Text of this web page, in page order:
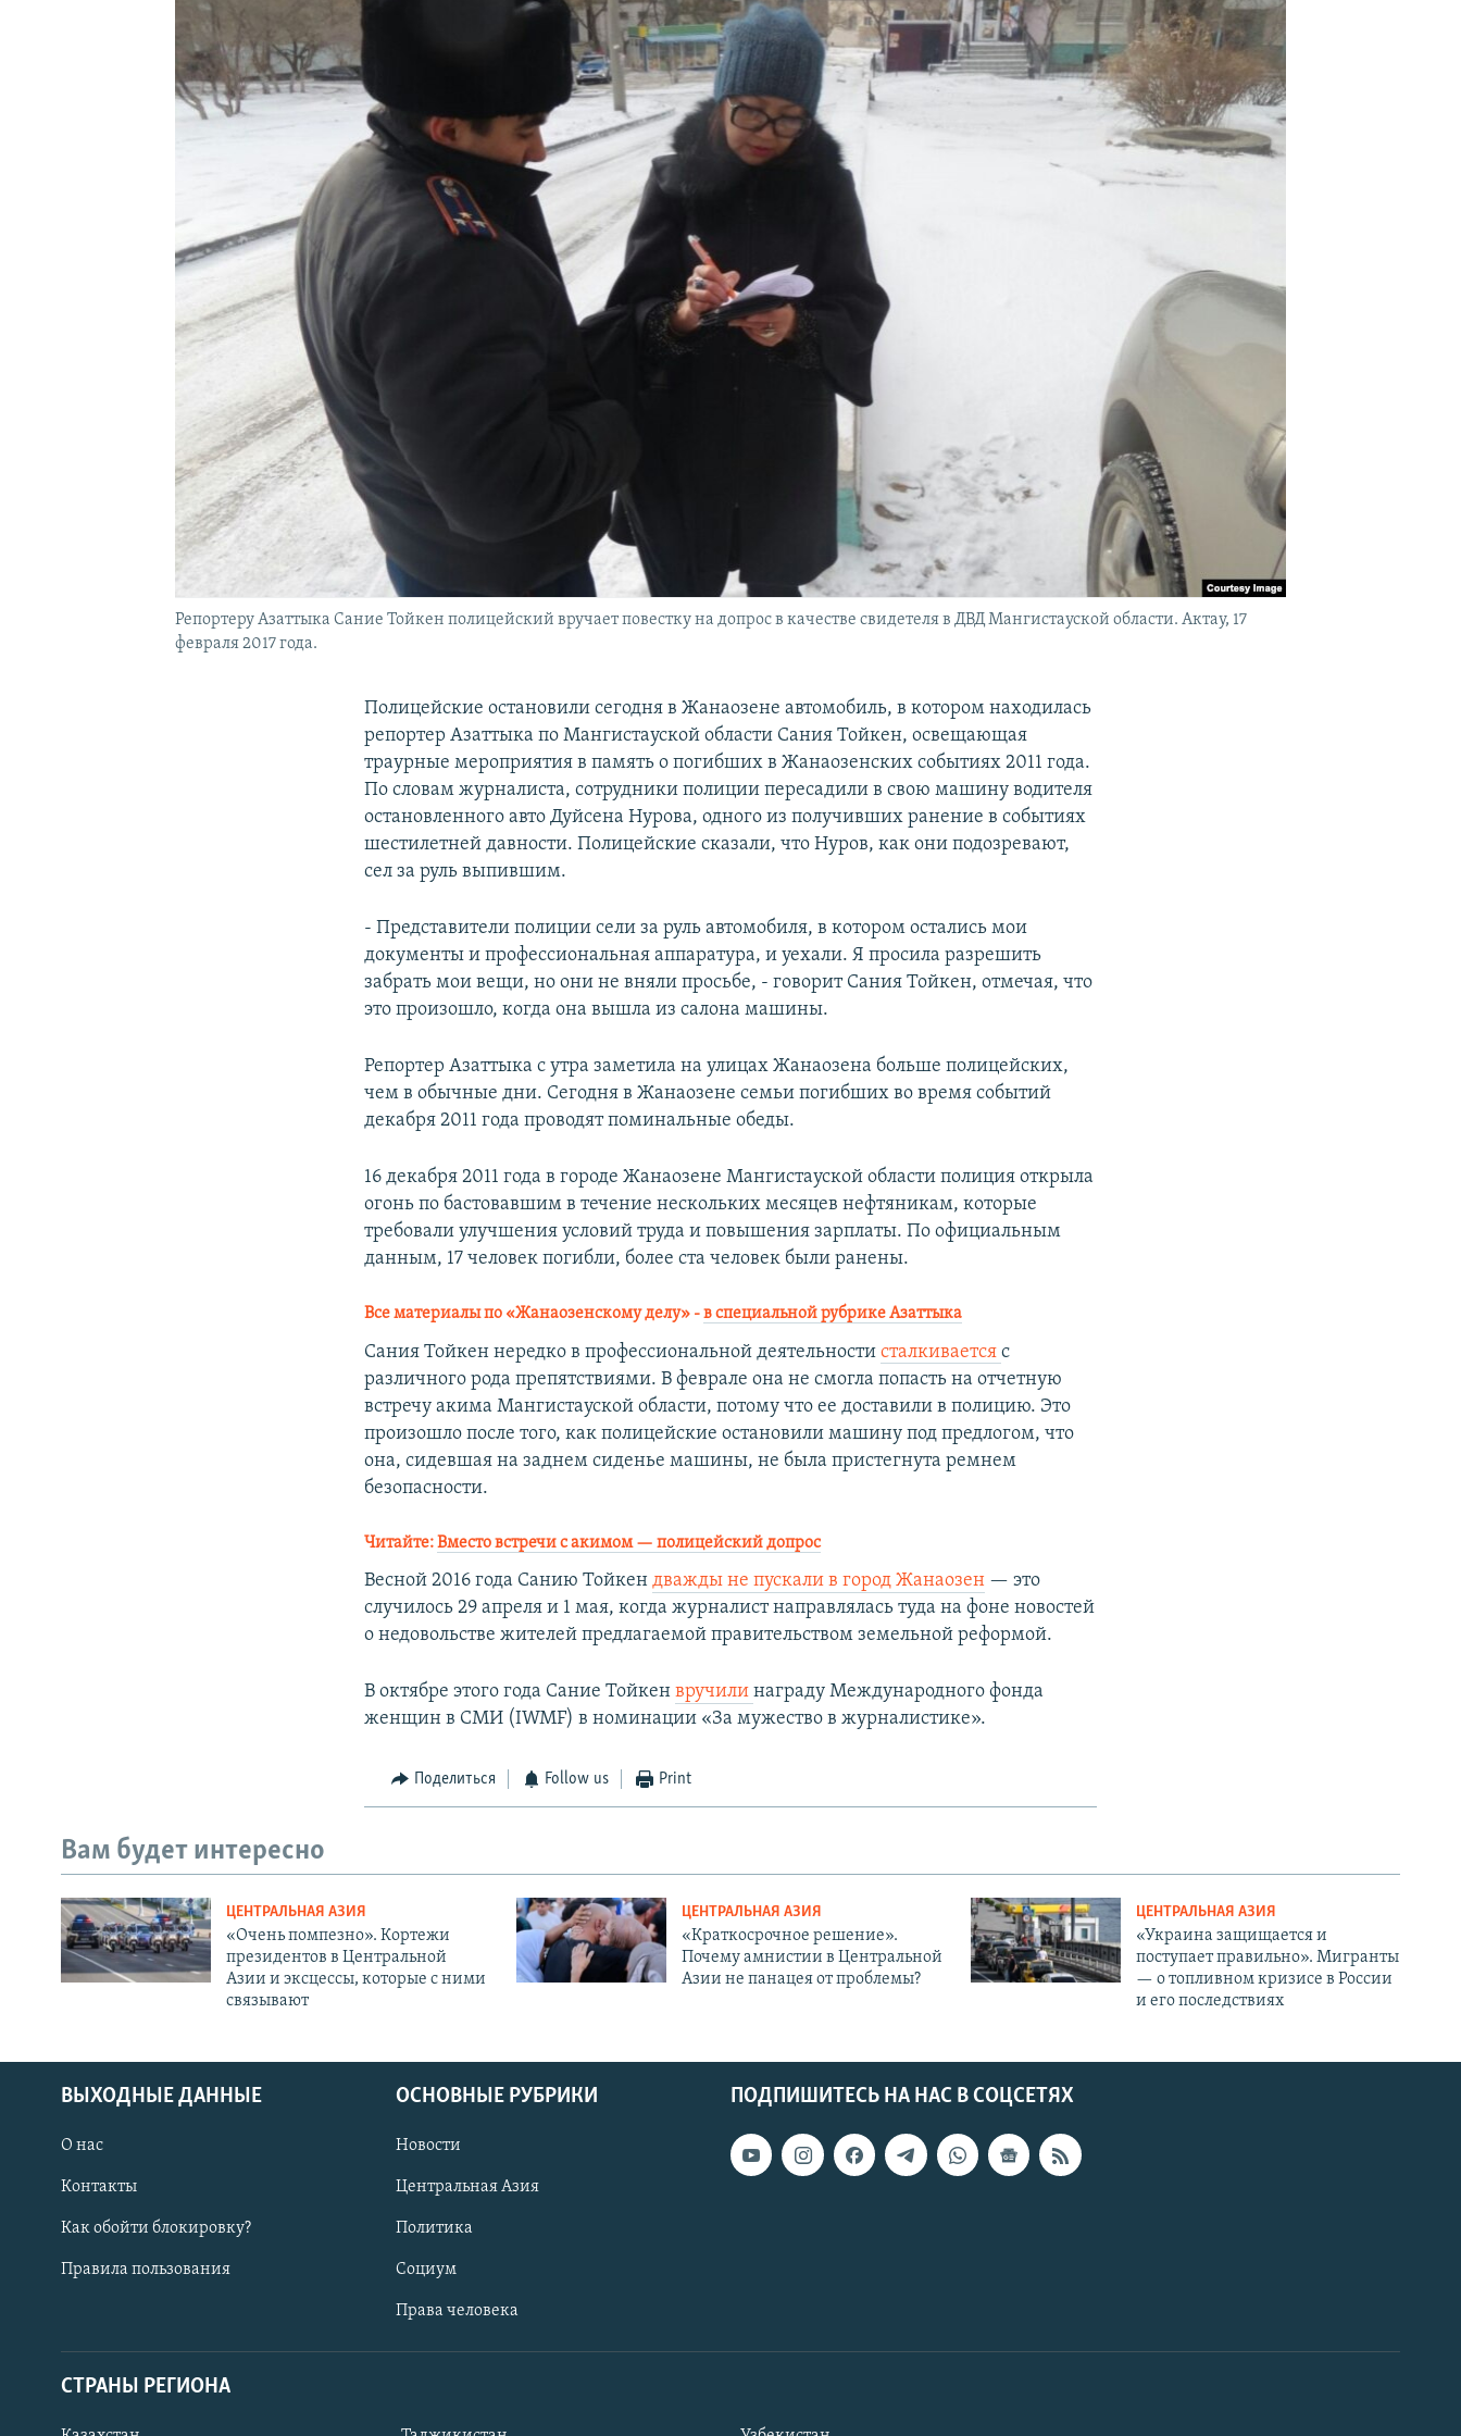
Репортеру Азаттыка Сание Тойкен полицейский вручает повестку на допрос в качестве свидетеля в ДВД Мангистауской области. Актау, 17
февраля 2017 года.
Полицейские остановили сегодня в Жанаозене автомобиль, в котором находилась
репортер Азаттыка по Мангистауской области Сания Тойкен, освещающая
траурные мероприятия в память о погибших в Жанаозенских событиях 2011 года.
По словам журналиста, сотрудники полиции пересадили в свою машину водителя
остановленного авто Дуйсена Нурова, одного из получивших ранение в событиях
шестилетней давности. Полицейские сказали, что Нуров, как они подозревают,
сел за руль выпившим.
- Представители полиции сели за руль автомобиля, в котором остались мои
документы и профессиональная аппаратура, и уехали. Я просила разрешить
забрать мои вещи, но они не вняли просьбе, - говорит Сания Тойкен, отмечая, что
это произошло, когда она вышла из салона машины.
Репортер Азаттыка с утра заметила на улицах Жанаозена больше полицейских,
чем в обычные дни. Сегодня в Жанаозене семьи погибших во время событий
декабря 2011 года проводят поминальные обеды.
16 декабря 2011 года в городе Жанаозене Мангистауской области полиция открыла
огонь по бастовавшим в течение нескольких месяцев нефтяникам, которые
требовали улучшения условий труда и повышения зарплаты. По официальным
данным, 17 человек погибли, более ста человек были ранены.
Все материалы по «Жанаозенскому делу» -в специальной рубрике Азаттыка
Сания Тойкен нередко в профессиональной деятельностисталкиваетсяс
различного рода препятствиями. В феврале она не смогла попасть на отчетную
встречу акима Мангистауской области, потому что ее доставили в полицию. Это
произошло после того, как полицейские остановили машину под предлогом, что
она, сидевшая на заднем сиденье машины, не была пристегнута ремнем
безопасности.
Читайте:Вместо встречи с акимом — полицейский допрос
Весной 2016 года Санию Тойкендважды не пускали в город Жанаозен — это
случилось 29 апреля и 1 мая, когда журналист направлялась туда на фоне новостей
о недовольстве жителей предлагаемой правительством земельной реформой.
В октябре этого года Сание Тойкенвручилинаграду Международного фонда
женщин в СМИ (IWMF) в номинации «За мужество в журналистике».
Поделиться Follow us Print
Вам будет интересно
ЦЕНТРАЛЬНАЯ АЗИЯ
«Очень помпезно». Кортежи
президентов в Центральной
Азии и эксцессы, которые с ними
связывают
ЦЕНТРАЛЬНАЯ АЗИЯ
«Краткосрочное решение».
Почему амнистии в Центральной
Азии не панацея от проблемы?
ЦЕНТРАЛЬНАЯ АЗИЯ
«Украина защищается и
поступает правильно». Мигранты
— о топливном кризисе в России
и его последствиях
ПОДПИШИТЕСЬ НА НАС В СОЦСЕТЯХ
ВЫХОДНЫЕ ДАННЫЕ
О нас
Контакты
Как обойти блокировку?
Правила пользования
ОСНОВНЫЕ РУБРИКИ
Новости
Центральная Азия
Политика
Социум
Права человека
СТРАНЫ РЕГИОНА